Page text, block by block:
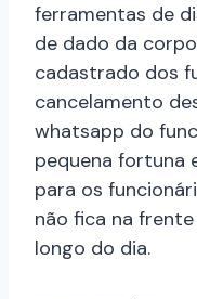
ferramentas de
de dado da
cadastrado dos
cancelamento
whatsapp do
pequena fortuna
para os
não fica na
longo do dia.